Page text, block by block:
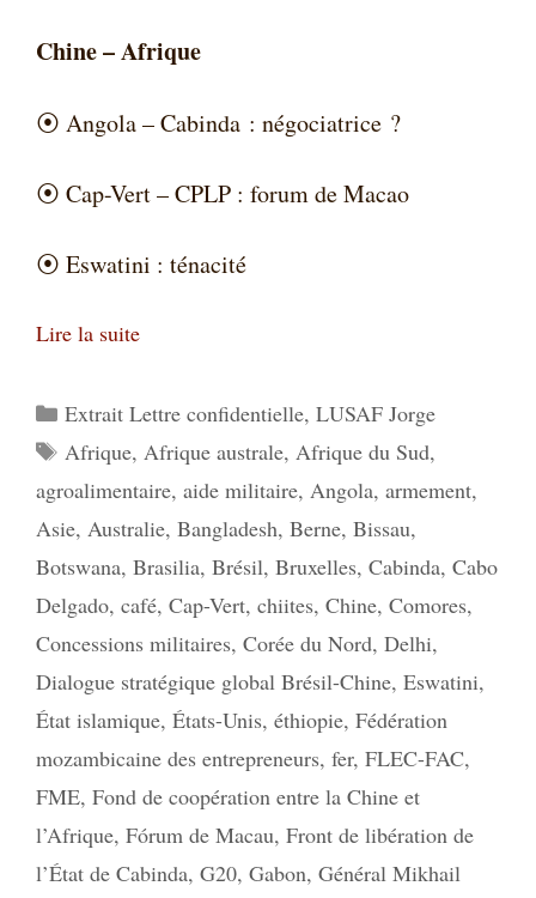
Chine – Afrique
⦿ Angola – Cabinda : négociatrice ?
⦿ Cap-Vert – CPLP : forum de Macao
⦿ Eswatini : ténacité
Lire la suite
Catégories
Extrait Lettre confidentielle, LUSAF Jorge
Étiquettes
Afrique, Afrique australe, Afrique du Sud,
agroalimentaire, aide militaire, Angola, armement,
Asie, Australie, Bangladesh, Berne, Bissau,
Botswana, Brasilia, Brésil, Bruxelles, Cabinda, Cabo
Delgado, café, Cap-Vert, chiites, Chine, Comores,
Concessions militaires, Corée du Nord, Delhi,
Dialogue stratégique global Brésil-Chine, Eswatini,
État islamique, États-Unis, éthiopie, Fédération
mozambicaine des entrepreneurs, fer, FLEC-FAC,
FME, Fond de coopération entre la Chine et
l’Afrique, Fórum de Macau, Front de libération de
l’État de Cabinda, G20, Gabon, Général Mikhail